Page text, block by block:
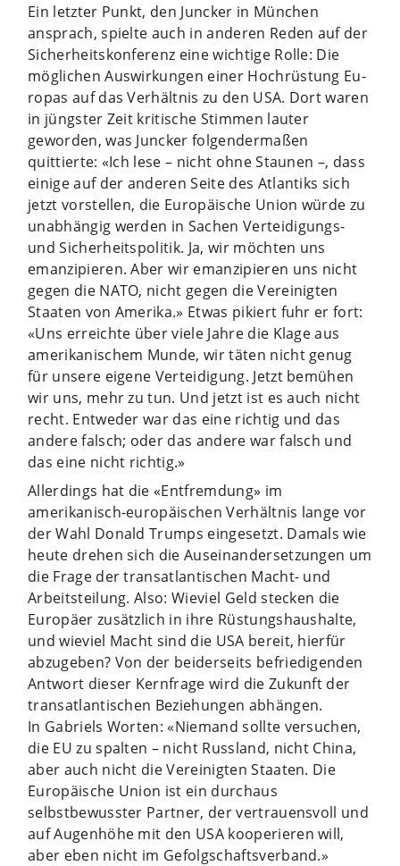
Ein letzter Punkt, den Juncker in München
ansprach, spielte auch in anderen Reden auf der
Sicherheitskonferenz eine wichtige Rolle: Die
möglichen Auswirkungen einer Hochrüstung Eu­
ro­pas auf das Verhältnis zu den USA. Dort waren
in jüngster Zeit kritische Stimmen lauter
geworden, was Juncker folgendermaßen
quittierte: «Ich lese – nicht ohne Staunen –, dass
einige auf der anderen Seite des Atlantiks sich
jetzt vorstellen, die Europäische Union würde zu
unabhängig werden in Sachen Verteidigungs-
und Sicherheitspolitik. Ja, wir möchten uns
emanzipieren. Aber wir emanzipieren uns nicht
gegen die NATO, nicht gegen die Vereinigten
Staaten von Amerika.» Etwas pikiert fuhr er fort:
«Uns erreichte über viele Jahre die Klage aus
amerikanischem Munde, wir täten nicht genug
für unsere eigene Verteidigung. Jetzt bemühen
wir uns, mehr zu tun. Und jetzt ist es auch nicht
recht. Entweder war das eine richtig und das
andere falsch; oder das andere war falsch und
das eine nicht richtig.»
Allerdings hat die «Entfremdung» im
amerikanisch-europäischen Verhältnis lange vor
der Wahl Donald Trumps eingesetzt. Damals wie
heute drehen sich die Auseinandersetzungen um
die Frage der transatlantischen Macht- und
Arbeitsteilung. Also: Wieviel Geld stecken die
Europäer zusätzlich in ihre Rüstungshaushalte,
und wieviel Macht sind die USA bereit, hierfür
abzugeben? Von der beiderseits befriedigenden
Antwort dieser Kernfrage wird die Zukunft der
transatlantischen Beziehungen abhängen.
In Gabriels Worten: «Niemand sollte versuchen,
die EU zu spalten – nicht Russland, nicht China,
aber auch nicht die Vereinigten Staaten. Die
Europäische Union ist ein durchaus
selbstbewusster Partner, der vertrauensvoll und
auf Augenhöhe mit den USA kooperieren will,
aber eben nicht im Gefolgschaftsverband.»